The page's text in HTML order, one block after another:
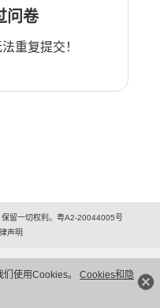
使用Cookies。 Cookies和隐
问卷
重复提交！
留一切权利。粤A2-20044005号
声明